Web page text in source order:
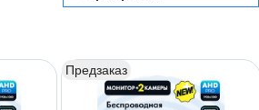
Предзаказ